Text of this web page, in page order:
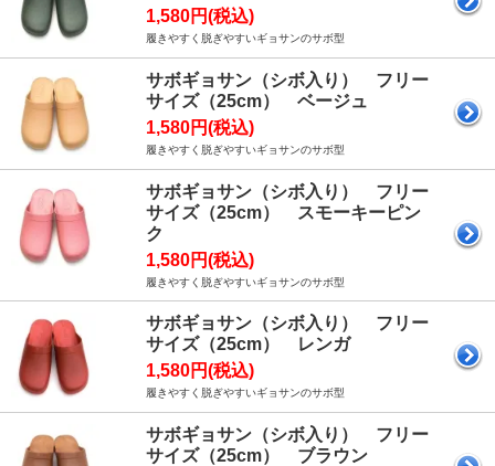
1,580円(税込)
履きやすく脱ぎやすいギョサンのサボ型
サボギョサン（シボ入り） フリー
サイズ（25cm） ベージュ
1,580円(税込)
履きやすく脱ぎやすいギョサンのサボ型
サボギョサン（シボ入り） フリー
サイズ（25cm） スモーキーピン
ク
1,580円(税込)
履きやすく脱ぎやすいギョサンのサボ型
サボギョサン（シボ入り） フリー
サイズ（25cm） レンガ
1,580円(税込)
履きやすく脱ぎやすいギョサンのサボ型
サボギョサン（シボ入り） フリー
サイズ（25cm） ブラウン